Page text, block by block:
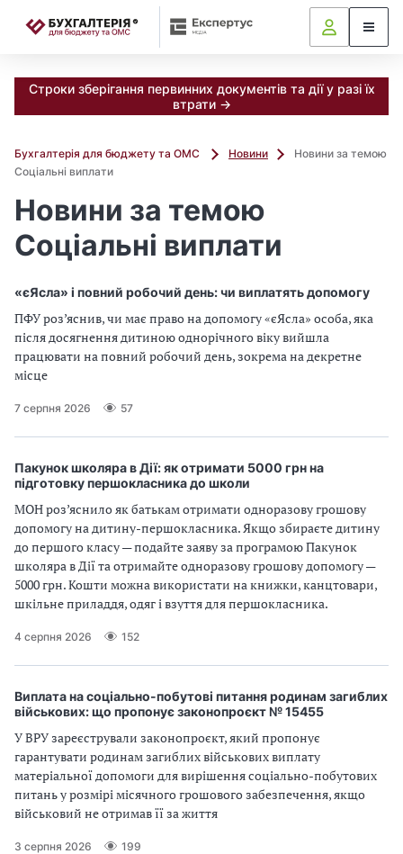
Строки зберігання первинних документів та дії у разі їх
втрати →
Бухгалтерія для бюджету та ОМС Новини
Новини за темою
Соціальні виплати
Новини за темою
Соціальні виплати
«єЯсла» і повний робочий день: чи виплатять допомогу
ПФУ роз’яснив, чи має право на допомогу «єЯсла» особа, яка
після досягнення дитиною однорічного віку вийшла
працювати на повний робочий день, зокрема на декретне
місце
7 серпня 2026 57
Пакунок школяра в Дії: як отримати 5000 грн на
підготовку першокласника до школи
МОН роз’яснило як батькам отримати одноразову грошову
допомогу на дитину-першокласника. Якщо збираєте дитину
до першого класу — подайте заяву за програмою Пакунок
школяра в Дії та отримайте одноразову грошову допомогу —
5000 грн. Кошти можна використати на книжки, канцтовари,
шкільне приладдя, одяг і взуття для першокласника.
4 серпня 2026 152
Виплата на соціально-побутові питання родинам загиблих
військових: що пропонує законопроєкт № 15455
У ВРУ зареєстрували законопроєкт, який пропонує
гарантувати родинам загиблих військових виплату
матеріальної допомоги для вирішення соціально-побутових
питань у розмірі місячного грошового забезпечення, якщо
військовий не отримав її за життя
3 серпня 2026 199